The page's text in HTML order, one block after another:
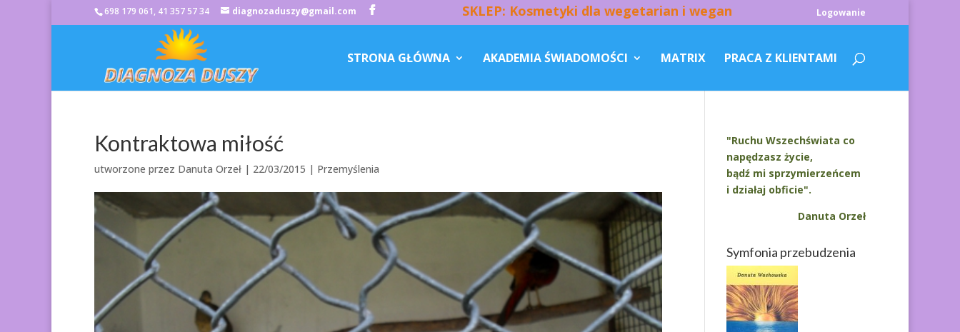
698 179 061, 41 357 57 34 diagnozaduszy@gmail.com SKLEP: Kosmetyki dla wegetarian i wegan Logowanie
STRONA GŁÓWNA AKADEMIA ŚWIADOMOŚCI MATRIX PRACA Z KLIENTAMI
Kontraktowa miłość
utworzone przez Danuta Orzeł | 22/03/2015 | Przemyślenia
"Ruchu Wszechświata co
napędzasz życie,
bądź mi sprzymierzeńcem
i działaj obficie".
Danuta Orzeł
Symfonia przebudzenia